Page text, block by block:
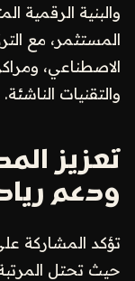
والبنية الرقمية
المستثمر، مع
الاصطناعي،
والتقنيات الناشئة.
تعزيز
ودعم
تؤكد المشاركة
حيث تحتل